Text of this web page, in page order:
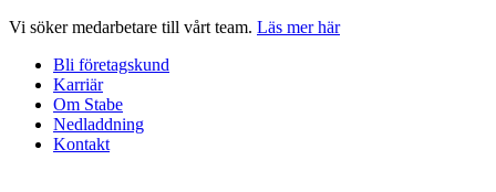
Hoppa
innehåll
Vi söker medarbetare till vårt team. Läs mer här
Bli företagskund
Karriär
Om Stabe
Nedladdning
Kontakt